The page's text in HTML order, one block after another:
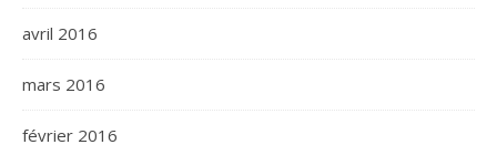
avril 2016
mars 2016
février 2016